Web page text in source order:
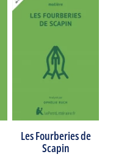
Les Fourberies de
Scapin